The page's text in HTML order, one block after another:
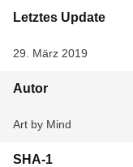
Letztes Update
29. März 2019
Autor
Art by Mind
SHA-1